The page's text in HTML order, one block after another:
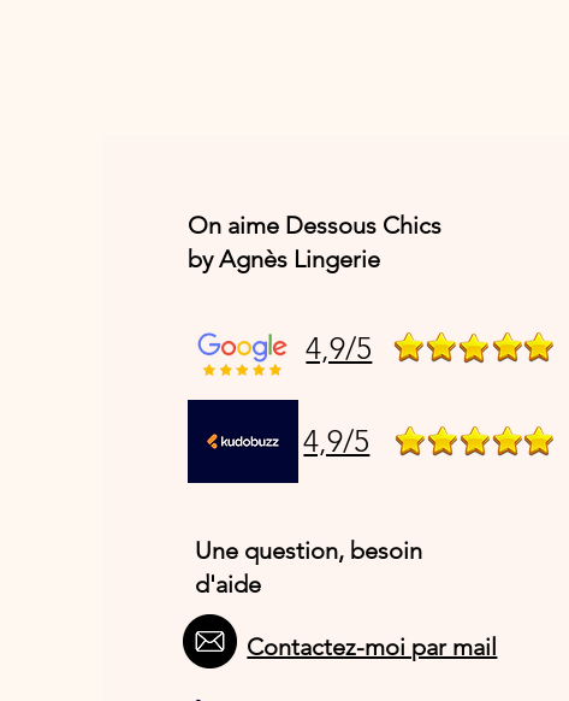
On aime Dessous Chics
by Agnès Lingerie
4,9/5
4,9/5
Une question, besoin
d'aide
Contactez-moi par mail